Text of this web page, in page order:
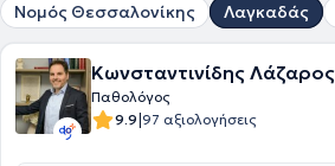
Νομός Θεσσαλονίκης Λαγκαδάς
Κωνσταντινίδης Λάζαρος
Παθολόγος
9.9|97 αξιολογήσεις